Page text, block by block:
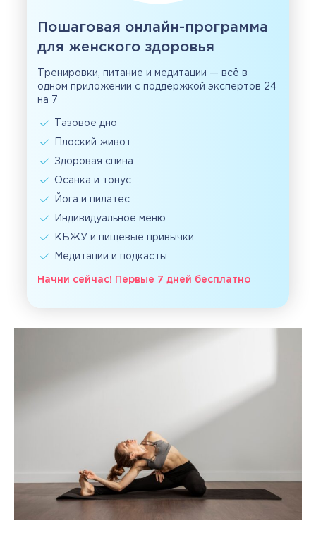
Пошаговая онлайн-программа
для женского здоровья
Тренировки, питание и медитации — всё в
одном приложении с поддержкой экспертов 24
на 7
Тазовое дно
Плоский живот
Здоровая спина
Осанка и тонус
Йога и пилатес
Индивидуальное меню
КБЖУ и пищевые привычки
Медитации и подкасты
Начни сейчас! Первые 7 дней бесплатно